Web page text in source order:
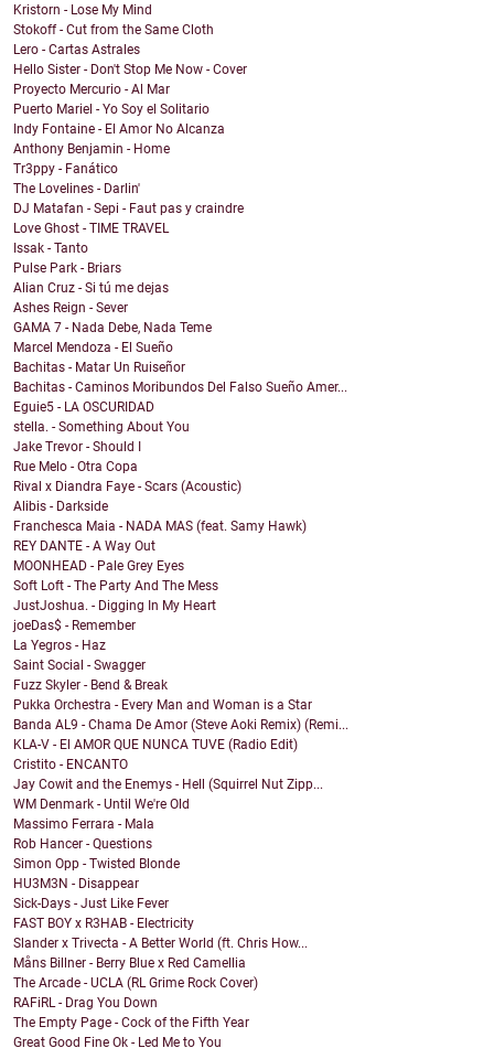
Kristorn - Lose My Mind
Stokoff - Cut from the Same Cloth
Lero - Cartas Astrales
Hello Sister - Don't Stop Me Now - Cover
Proyecto Mercurio - Al Mar
Puerto Mariel - Yo Soy el Solitario
Indy Fontaine - El Amor No Alcanza
Anthony Benjamin - Home
Tr3ppy - Fanático
The Lovelines - Darlin'
DJ Matafan - Sepi - Faut pas y craindre
Love Ghost - TIME TRAVEL
Issak - Tanto
Pulse Park - Briars
Alian Cruz - Si tú me dejas
Ashes Reign - Sever
GAMA 7 - Nada Debe, Nada Teme
Marcel Mendoza - El Sueño
Bachitas - Matar Un Ruiseñor
Bachitas - Caminos Moribundos Del Falso Sueño Amer...
Eguie5 - LA OSCURIDAD
stella. - Something About You
Jake Trevor - Should I
Rue Melo - Otra Copa
Rival x Diandra Faye - Scars (Acoustic)
Alibis - Darkside
Franchesca Maia - NADA MAS (feat. Samy Hawk)
REY DANTE - A Way Out
MOONHEAD - Pale Grey Eyes
Soft Loft - The Party And The Mess
JustJoshua. - Digging In My Heart
joeDas$ - Remember
La Yegros - Haz
Saint Social - Swagger
Fuzz Skyler - Bend & Break
Pukka Orchestra - Every Man and Woman is a Star
Banda AL9 - Chama De Amor (Steve Aoki Remix) (Remi...
KLA-V - El AMOR QUE NUNCA TUVE (Radio Edit)
Cristito - ENCANTO
Jay Cowit and the Enemys - Hell (Squirrel Nut Zipp...
WM Denmark - Until We're Old
Massimo Ferrara - Mala
Rob Hancer - Questions
Simon Opp - Twisted Blonde
HU3M3N - Disappear
Sick-Days - Just Like Fever
FAST BOY x R3HAB - Electricity
Slander x Trivecta - A Better World (ft. Chris How...
Måns Billner - Berry Blue x Red Camellia
The Arcade - UCLA (RL Grime Rock Cover)
RAFiRL - Drag You Down
The Empty Page - Cock of the Fifth Year
Great Good Fine Ok - Led Me to You